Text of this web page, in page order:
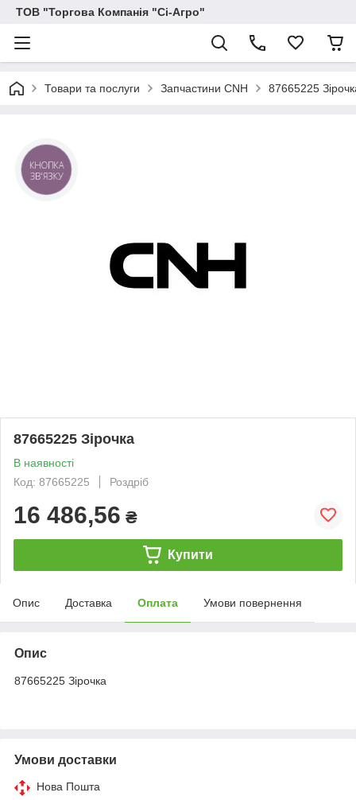
ТОВ "Торгова Компанія "Сі-Агро"
Товари та послуги Запчастини CNH 87665225
87665225 Зірочка
В наявності
Код: 87665225
Роздріб
16 486,56 ₴
Купити
Опис Доставка Оплата Умови повернення
Опис
87665225 Зірочка
Умови доставки
Нова Пошта
КНОПКА
ЗВ'ЯЗКУ